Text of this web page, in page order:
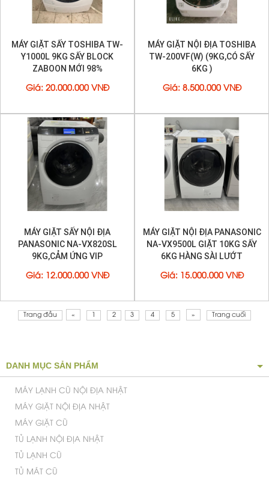
MÁY GIẶT SẤY TOSHIBA TW-
Y1000L 9KG SẤY BLOCK
ZABOON MỚI 98%
Giá: 20.000.000 VNĐ
MÁY GIẶT NỘI ĐỊA TOSHIBA
TW-200VF(W) (9KG,CÓ SẤY
6KG )
Giá: 8.500.000 VNĐ
MÁY GIẶT SẤY NỘI ĐỊA
PANASONIC NA-VX820SL
9KG,CẢM ỨNG VIP
Giá: 12.000.000 VNĐ
MÁY GIẶT NỘI ĐỊA PANASONIC
NA-VX9500L GIẶT 10KG SẤY
6KG HÀNG SÀI LƯỚT
Giá :15.000.000 VNĐ
DANH MỤC SẢN PHẨM
MÁY GIẶT NỘI ĐỊA NHẬT
TỦ LẠNH CŨ
TỦ MÁT CŨ
MÁY LỌC KHÔNG KHÍ NHẬT
TIVI CŨ
MÁY SẤY QUẦN ÁO CŨ
TỦ ĐÔNG CŨ
MÁY TẮM NƯỚC NÓNG
NỒI CƠM ĐIỆN NỘI ĐỊA NHẬT